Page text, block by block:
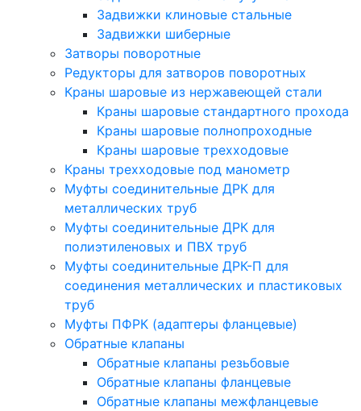
Задвижки клиновые стальные
Задвижки шиберные
Затворы поворотные
Редукторы для затворов поворотных
Краны шаровые из нержавеющей стали
Краны шаровые стандартного прохода
Краны шаровые полнопроходные
Краны шаровые трехходовые
Краны трехходовые под манометр
Муфты соединительные ДРК для
металлических труб
Муфты соединительные ДРК для
полиэтиленовых и ПВХ труб
Муфты соединительные ДРК-П для
соединения металлических и пластиковых
труб
Муфты ПФРК (адаптеры фланцевые)
Обратные клапаны
Обратные клапаны резьбовые
Обратные клапаны фланцевые
Обратные клапаны межфланцевые